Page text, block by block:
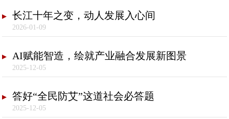
长江十年之变，动人发展入心间
2026-01-09
AI赋能智造，绘就产业融合发展新图景
2025-12-05
答好“全民防艾”这道社会必答题
2025-12-05